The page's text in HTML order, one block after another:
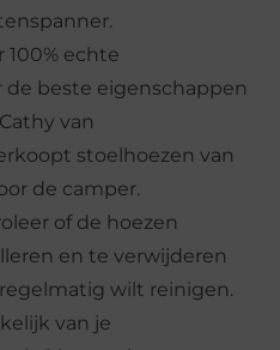
100% echte
de beste eigenschappen
van
stoelhoezen van
de camper.
of de hoezen
en te verwijderen
regelmatig wilt reinigen.
van je